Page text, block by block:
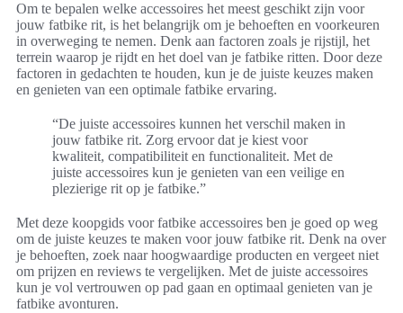
Om te bepalen welke accessoires het meest geschikt zijn voor
jouw fatbike rit, is het belangrijk om je behoeften en voorkeuren
in overweging te nemen. Denk aan factoren zoals je rijstijl, het
terrein waarop je rijdt en het doel van je fatbike ritten. Door deze
factoren in gedachten te houden, kun je de juiste keuzes maken
en genieten van een optimale fatbike ervaring.
“De juiste accessoires kunnen het verschil maken in
jouw fatbike rit. Zorg ervoor dat je kiest voor
kwaliteit, compatibiliteit en functionaliteit. Met de
juiste accessoires kun je genieten van een veilige en
plezierige rit op je fatbike.”
Met deze koopgids voor fatbike accessoires ben je goed op weg
om de juiste keuzes te maken voor jouw fatbike rit. Denk na over
je behoeften, zoek naar hoogwaardige producten en vergeet niet
om prijzen en reviews te vergelijken. Met de juiste accessoires
kun je vol vertrouwen op pad gaan en optimaal genieten van je
fatbike avonturen.